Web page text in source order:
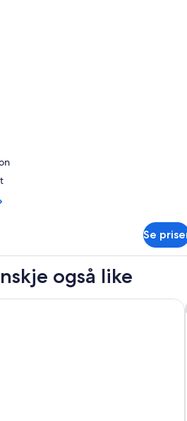
Se
også like
Aires Ezeiza Airport